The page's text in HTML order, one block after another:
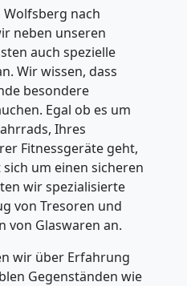
nach
neben unseren
auch spezielle
Wir wissen, dass
besondere
Egal ob es um
Ihres
Fitnessgeräte geht,
um einen sicheren
wir spezialisierte
von Tresoren und
von Glaswaren an.
wir über Erfahrung
Gegenständen wie